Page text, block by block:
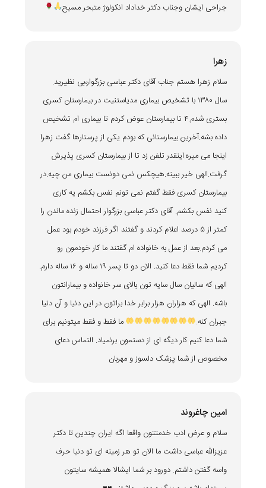
جراحی ایشان وجناب دکتر خداداد انکولوژ متبحر مسیح
زهرا
سلام زهرا هستم جناب آقای دکتر عباسی بزرگوار،بی نظیرید.
سال ۱۳۸۰ با تشخیص بیماری مدیاستنیت در بیمارستان کسری
بستری شدم.۴ تا بیمارستان عوض کردم تا بیماری ام تشخیص
داده بشه.آخرین بیمارستانی که بودم یکی از پرستارها گفت زهرا
اینجا می میره.اینقدر تلفن زد تا از بیمارستان کسری پذیرش
گرفت.الهی خیر ببینه.هیچکس نمی دونست بیماری من چیه.در
بیمارستان کسری فقط گفتم نمی تونم نفس بکشم یه کاری
کنید نفس بکشم. آقای دکتر عباسی بزرگوار احتمال زنده ماندن را
کمتر از ۵ درصد اعلام کردند و گفتند اگر فرزند خودم بود عمل
می کردم.بعد از عمل به خانواده ام گفتند ما کار خودمون رو
کردیم شما فقط دعا کنید. الان دو تا پسر ۱۹ ساله و ۱۶ ساله دارم.
الهی که سالیان سال سایه تون بالای سر خانواده و بیمارانتون
باشه. الهی که هزاران هزار برابر خدا براتون در این دنیا و آن دنیا
جبران کنه.
ما فقط و فقط میتونیم برای
شما دعا کنیم کار دیگه ای از دستمون برنمیاد. التماس دعای
مخصوص از شما پزشک دلسوز و مهربان
امین چاغروند
سلام و عرض ادب خدمتتون واقعا اگه ایران چندین تا دکتر
عزیزالله عباسی داشت ما الان تو هر زمینه ای تو دنیا حرف
واسه گفتن داشتم. دورود بر شما ایشالا همیشه سایتون